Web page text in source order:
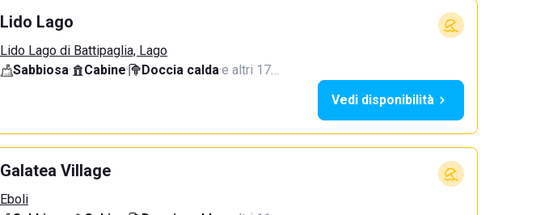
Lido Lago
Lido Lago di Battipaglia, Lago
Sabbiosa· Cabine· Doccia calda·e altri 17…
Vedi disponibilità
Galatea Village
Eboli